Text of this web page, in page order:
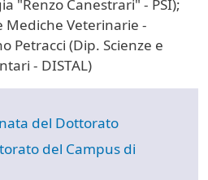
"Renzo Canestrari" - PSI);
Mediche Veterinarie -
Petracci (Dip. Scienze e
- DISTAL)
del Dottorato
del Campus di